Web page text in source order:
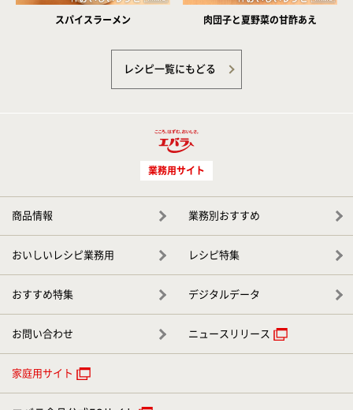
スパイスラーメン 肉団子と夏野菜の甘酢あえ
レシピ一覧にもどる
業務用サイト
商品情報 業務別おすすめ
おいしいレシピ業務用 レシピ特集
おすすめ特集 デジタルデータ
お問い合わせ ニュースリリース
家庭用サイト